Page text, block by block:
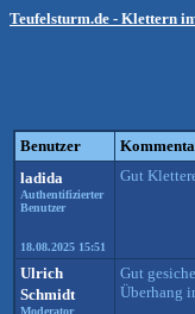
Teufelsturm.de - Klettern
Benutzer
ladida
Authentifizierter
Benutzer
18.08.2025 15:51
Gut
Ulrich
Schmidt
Moderator
Gut
Überhang